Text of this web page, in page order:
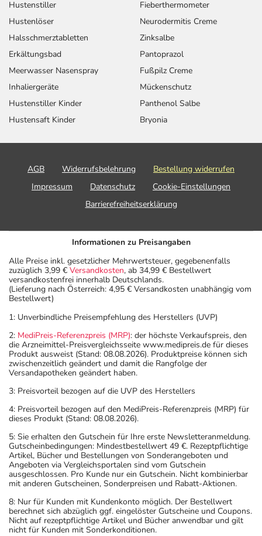
Hustenstiller
Hustenlöser
Halsschmerztabletten
Erkältungsbad
Meerwasser Nasenspray
Inhaliergeräte
Hustenstiller Kinder
Hustensaft Kinder
Fieberthermometer
Neurodermitis Creme
Zinksalbe
Pantoprazol
Fußpilz Creme
Mückenschutz
Panthenol Salbe
Bryonia
AGB Widerrufsbelehrung
Bestellung widerrufen
Impressum
Datenschutz
Cookie-Einstellungen
Barrierefreiheitserklärung
Informationen zu Preisangaben
Alle Preise inkl. gesetzlicher Mehrwertsteuer, gegebenenfalls
zuzüglich 3,99 € Versandkosten, ab 34,99 € Bestellwert
versandkostenfrei innerhalb Deutschlands.
(Lieferung nach Österreich: 4,95 € Versandkosten unabhängig vom
Bestellwert)
1: Unverbindliche Preisempfehlung des Herstellers (UVP)
2: MediPreis-Referenzpreis (MRP): der höchste Verkaufspreis, den
die Arzneimittel-Preisvergleichsseite www.medipreis.de für dieses
Produkt ausweist (Stand: 08.08.2026). Produktpreise können sich
zwischenzeitlich geändert und damit die Rangfolge der
Versandapotheken geändert haben.
3: Preisvorteil bezogen auf die UVP des Herstellers
4: Preisvorteil bezogen auf den MediPreis-Referenzpreis (MRP) für
dieses Produkt (Stand: 08.08.2026).
5: Sie erhalten den Gutschein für Ihre erste Newsletteranmeldung.
Gutscheinbedingungen: Mindestbestellwert 49 €. Rezeptpflichtige
Artikel, Bücher und Bestellungen von Sonderangeboten und
Angeboten via Vergleichsportalen sind vom Gutschein
ausgeschlossen. Pro Kunde nur ein Gutschein. Nicht kombinierbar
mit anderen Gutscheinen, Sonderpreisen und Rabatt-Aktionen.
8: Nur für Kunden mit Kundenkonto möglich. Der Bestellwert
berechnet sich abzüglich ggf. eingelöster Gutscheine und Coupons.
Nicht auf rezeptpflichtige Artikel und Bücher anwendbar und gilt
nicht für Kunden mit Sonderkonditionen.